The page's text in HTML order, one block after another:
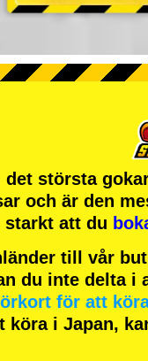
det största
och är den
starkt att du
till vår
du inte delta i
för att
köra i Japan,